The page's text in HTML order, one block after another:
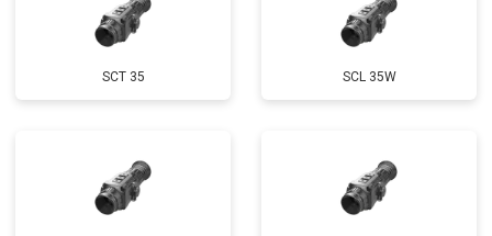
SCT 35 SCL 35W